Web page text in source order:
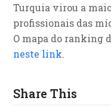
Turquia virou a
profissionais das
O mapa do ranking
neste link.
Share This